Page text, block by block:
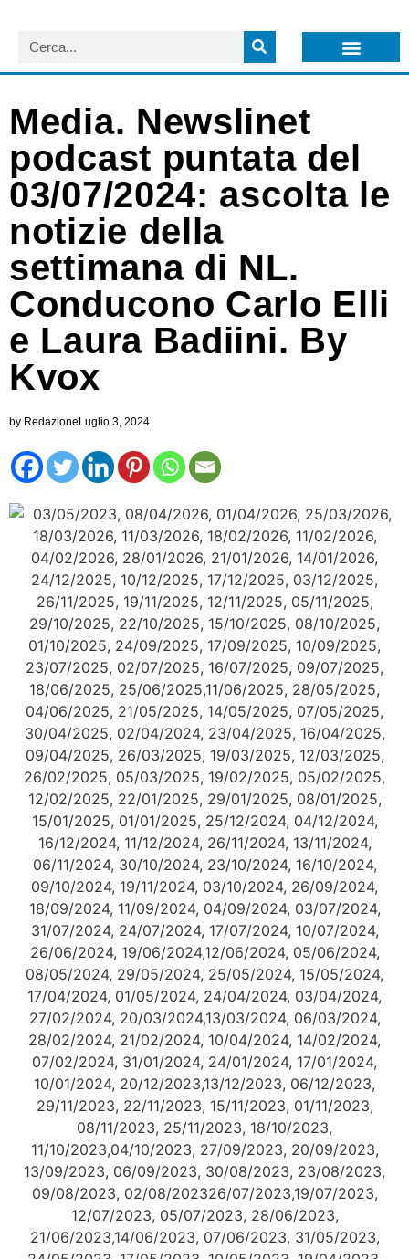
Media. Newslinet
podcast puntata del
03/07/2024: ascolta le
notizie della
settimana di NL.
Conducono Carlo Elli
e Laura Badiini. By
Kvox
by Redazione Luglio 3, 2024